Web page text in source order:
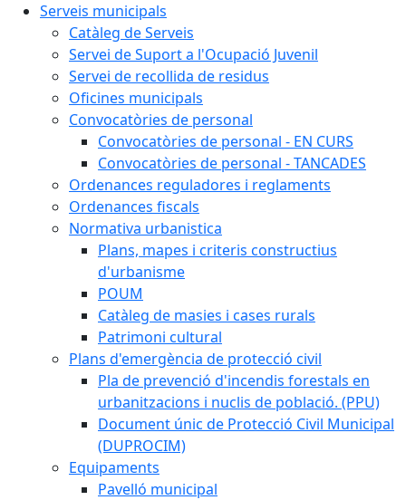
Serveis municipals
Catàleg de Serveis
Servei de Suport a l'Ocupació Juvenil
Servei de recollida de residus
Oficines municipals
Convocatòries de personal
Convocatòries de personal - EN CURS
Convocatòries de personal - TANCADES
Ordenances reguladores i reglaments
Ordenances fiscals
Normativa urbanistica
Plans, mapes i criteris constructius
d'urbanisme
POUM
Catàleg de masies i cases rurals
Patrimoni cultural
Plans d'emergència de protecció civil
Pla de prevenció d'incendis forestals en
urbanitzacions i nuclis de població. (PPU)
Document únic de Protecció Civil Municipal
(DUPROCIM)
Equipaments
Pavelló municipal